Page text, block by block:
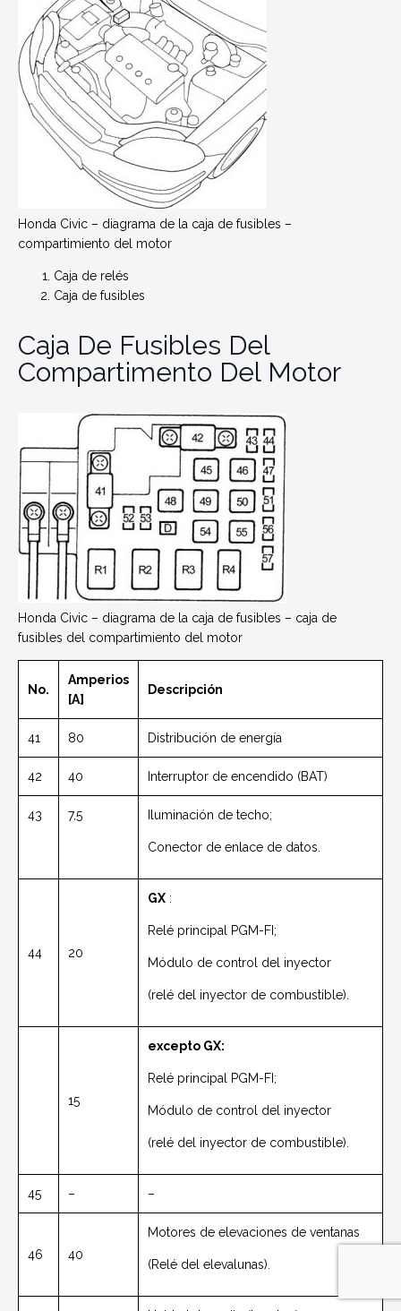
Honda Civic – diagrama de la caja de fusibles –
compartimiento del motor
Caja de relés
Caja de fusibles
Caja De Fusibles Del
Compartimento Del Motor
Honda Civic – diagrama de la caja de fusibles – caja de
fusibles del compartimiento del motor
No.
Amperios
[A]
Descripción
41 80 Distribución de energía
42 40 Interruptor de encendido (BAT)
43 7,5 Iluminación de techo;
Conector de enlace de datos.
44 20
GX :
Relé principal PGM-FI;
Módulo de control del inyector
(relé del inyector de combustible).
15
excepto GX:
Relé principal PGM-FI;
Módulo de control del inyector
(relé del inyector de combustible).
45 – –
46 40
Motores de elevaciones de ventanas
(Relé del elevalunas).